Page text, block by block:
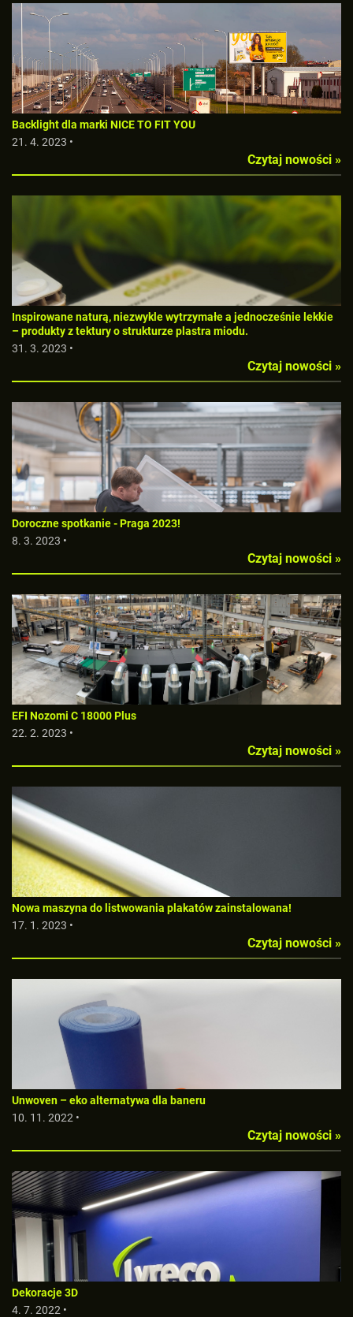
Backlight dla marki NICE TO FIT YOU
21. 4. 2023 •
Czytaj nowości »
Inspirowane naturą, niezwykle wytrzymałe a jednocześnie lekkie
– produkty z tektury o strukturze plastra miodu.
31. 3. 2023 •
Czytaj nowości »
Doroczne spotkanie - Praga 2023!
8. 3. 2023 •
Czytaj nowości »
EFI Nozomi C 18000 Plus
22. 2. 2023 •
Czytaj nowości »
Nowa maszyna do listwowania plakatów zainstalowana!
17. 1. 2023 •
Czytaj nowości »
Unwoven – eko alternatywa dla baneru
10. 11. 2022 •
Czytaj nowości »
Dekoracje 3D
4. 7. 2022 •